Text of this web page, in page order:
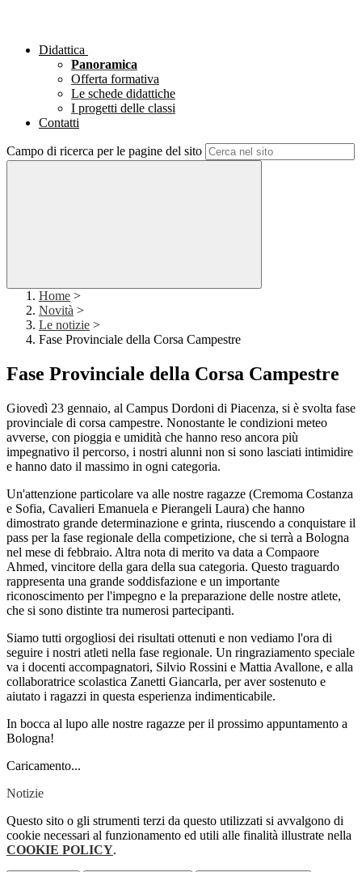
Didattica
Panoramica
Offerta formativa
Le schede didattiche
I progetti delle classi
Contatti
Campo di ricerca per le pagine del sito
Home >
Novità >
Le notizie >
Fase Provinciale della Corsa Campestre
Fase Provinciale della Corsa Campestre
Giovedì 23 gennaio, al Campus Dordoni di Piacenza, si è svolta fase
provinciale di corsa campestre. Nonostante le condizioni meteo
avverse, con pioggia e umidità che hanno reso ancora più
impegnativo il percorso, i nostri alunni non si sono lasciati intimidire
e hanno dato il massimo in ogni categoria.
Un'attenzione particolare va alle nostre ragazze (Cremoma Costanza
e Sofia, Cavalieri Emanuela e Pierangeli Laura) che hanno
dimostrato grande determinazione e grinta, riuscendo a conquistare il
pass per la fase regionale della competizione, che si terrà a Bologna
nel mese di febbraio. Altra nota di merito va data a Compaore
Ahmed, vincitore della gara della sua categoria. Questo traguardo
rappresenta una grande soddisfazione e un importante
riconoscimento per l'impegno e la preparazione delle nostre atlete,
che si sono distinte tra numerosi partecipanti.
Siamo tutti orgogliosi dei risultati ottenuti e non vediamo l'ora di
seguire i nostri atleti nella fase regionale. Un ringraziamento speciale
va i docenti accompagnatori, Silvio Rossini e Mattia Avallone, e alla
collaboratrice scolastica Zanetti Giancarla, per aver sostenuto e
aiutato i ragazzi in questa esperienza indimenticabile.
In bocca al lupo alle nostre ragazze per il prossimo appuntamento a
Bologna!
Caricamento...
Notizie
Questo sito o gli strumenti terzi da questo utilizzati si avvalgono di
cookie necessari al funzionamento ed utili alle finalità illustrate nella
COOKIE POLICY.